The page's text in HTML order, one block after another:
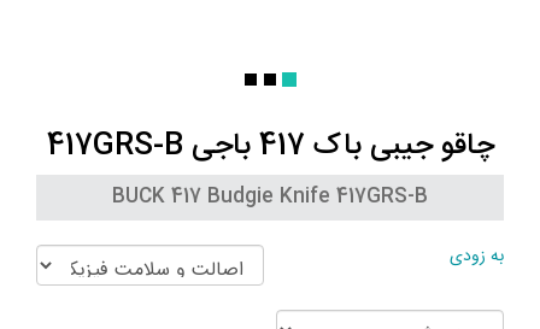
چاقو جیبی باک 417 باجی 417GRS-B
BUCK 417 Budgie Knife 417GRS-B
به زودی